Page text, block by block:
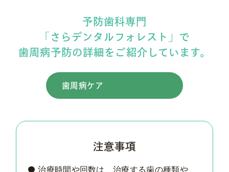
予防歯科専門
「さらデンタルフォレスト」で
歯周病予防の詳細をご紹介しています。
歯周病ケア
注意事項
治療時間や回数は、治療する歯の種類や